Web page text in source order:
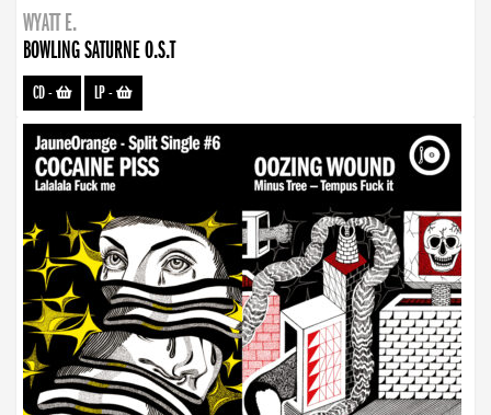
WYATT E.
BOWLING SATURNE O.S.T
CD- LP-